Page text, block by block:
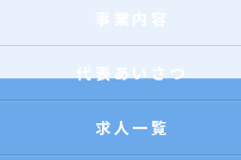
代表あいさつ
求人一覧